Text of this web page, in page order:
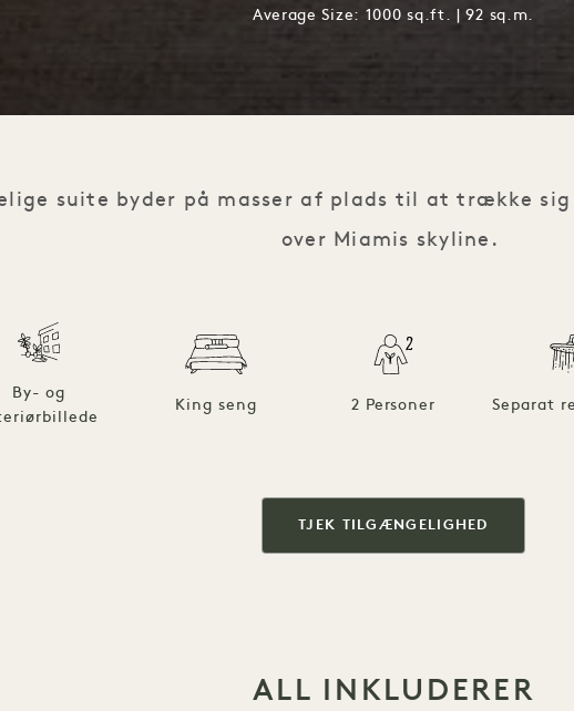
Average Size: 1000 sq.ft. | 92 sq.m.
suite byder på masser af plads til at trække
over Miamis skyline.
By- og
King seng 2 Personer Separat
TJEK TILGÆNGELIGHED
ALL INKLUDERER